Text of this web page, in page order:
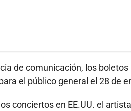
de comunicación, los
el público general el 28 de
conciertos en EE.UU. el